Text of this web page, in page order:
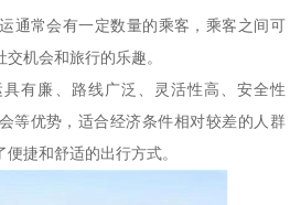
通常会有一定数量的乘客，乘客之间可
机会和旅行的乐趣。
有廉、路线广泛、灵活性高、安全性
等优势，适合经济条件相对较差的人群
捷和舒适的出行方式。